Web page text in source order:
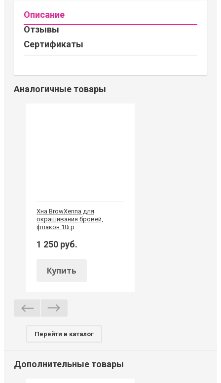
Описание
Отзывы
Сертификаты
Аналогичные товары
Хна BrowXenna для
окрашивания бровей,
флакон 10гр
1 250 руб.
Купить
Перейти в каталог
Дополнительные товары